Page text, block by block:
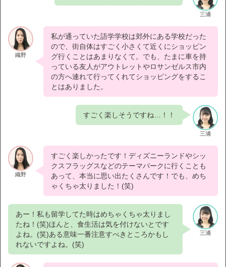
三浦
織野
私が通っていた語学学校は郊外にある学校だった
ので、街自体はすごく小さくて近くにショッピン
グ行くことはあまりなくて。でも、たまに車を持
っている友人がアウトレットやロサンゼルス市内
の方へ連れて行ってくれてショッピングをするこ
とはありました。
三浦
すごく楽しそうですね…！！
織野
すごく楽しかったです！ディズニーランドやシッ
クスフラッグスなどのテーマパークに行くことも
あって、本当に思い出たくさんです！でも、めち
ゃくちゃ太りました！(笑)
三浦
あー！私も留学してた時はめちゃくちゃ太りまし
たね！(笑)ほんと、食生活は気を付けないとです
よね。(笑)ある意味一番注意すべきところかもし
れないですよね。(笑)